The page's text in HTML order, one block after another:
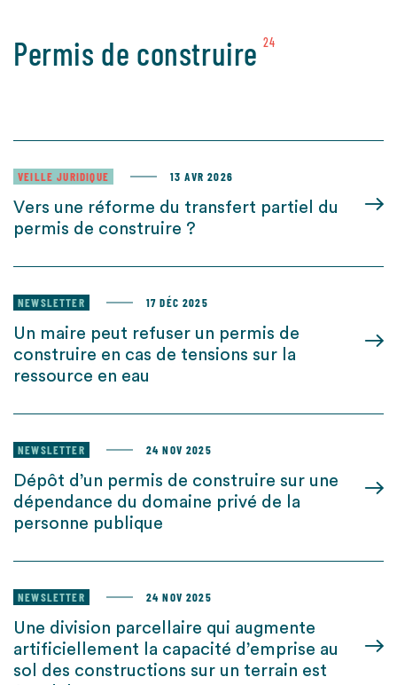
Permis de construire 24
VEILLE JURIDIQUE 13 AVR 2026
Vers une réforme du transfert partiel du
permis de construire ?
NEWSLETTER 17 DÉC 2025
Un maire peut refuser un permis de
construire en cas de tensions sur la
ressource en eau
NEWSLETTER 24 NOV 2025
Dépôt d’un permis de construire sur une
dépendance du domaine privé de la
personne publique
NEWSLETTER 24 NOV 2025
Une division parcellaire qui augmente
artificiellement la capacité d’emprise au
sol des constructions sur un terrain est